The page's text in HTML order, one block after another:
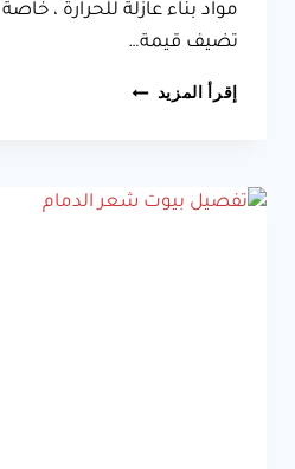
مواد بناء عازلة للحرارة ،
تضيف قيمة…
إقرأ المزيد بناء